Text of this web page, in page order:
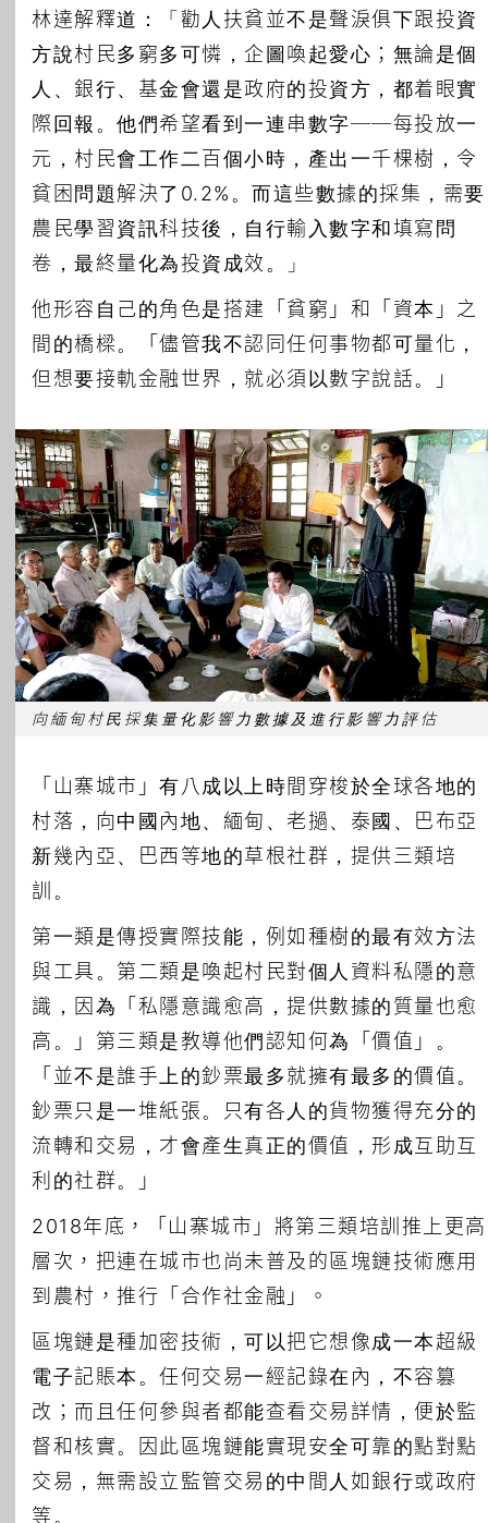
林達解釋道：「勸人扶貧並不是聲淚俱下跟投資
方說村民多窮多可憐，企圖喚起愛心；無論是個
人、銀行、基金會還是政府的投資方，都着眼實
際回報。他們希望看到一連串數字──每投放一
元，村民會工作二百個小時，產出一千棵樹，令
貧困問題解決了0.2%。而這些數據的採集，需要
農民學習資訊科技後，自行輸入數字和填寫問
卷，最終量化為投資成效。」
他形容自己的角色是搭建「貧窮」和「資本」之
間的橋樑。「儘管我不認同任何事物都可量化，
但想要接軌金融世界，就必須以數字說話。」
向緬甸村民採集量化影響力數據及進行影響力評估
「山寨城市」有八成以上時間穿梭於全球各地的
村落，向中國內地、緬甸、老撾、泰國、巴布亞
新幾內亞、巴西等地的草根社群，提供三類培
訓。
第一類是傳授實際技能，例如種樹的最有效方法
與工具。第二類是喚起村民對個人資料私隱的意
識，因為「私隱意識愈高，提供數據的質量也愈
高。」第三類是教導他們認知何為「價值」。
「並不是誰手上的鈔票最多就擁有最多的價值。
鈔票只是一堆紙張。只有各人的貨物獲得充分的
流轉和交易，才會產生真正的價值，形成互助互
利的社群。」
2018年底，「山寨城市」將第三類培訓推上更高
層次，把連在城市也尚未普及的區塊鏈技術應用
到農村，推行「合作社金融」。
區塊鏈是種加密技術，可以把它想像成一本超級
電子記賬本。任何交易一經記錄在內，不容篡
改；而且任何參與者都能查看交易詳情，便於監
督和核實。因此區塊鏈能實現安全可靠的點對點
交易，無需設立監管交易的中間人如銀行或政府
等。